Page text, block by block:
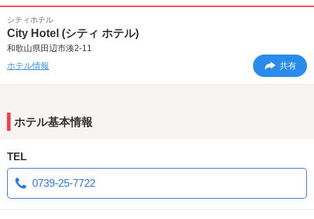
シティホテル
City Hotel (シティ ホテル)
和歌山県田辺市湊2-11
ホテル情報
共有
ホテル基本情報
TEL
0739-25-7722